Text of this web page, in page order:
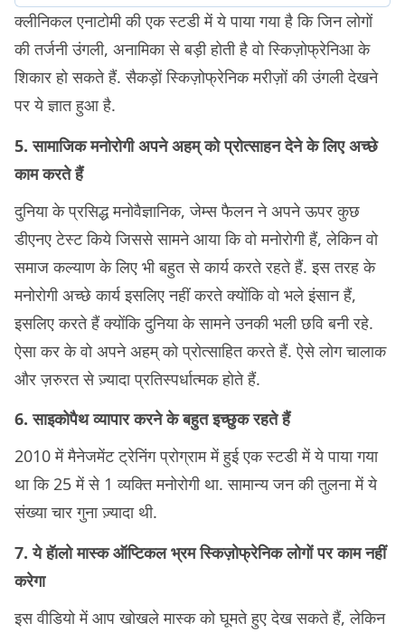
क्लीनिकल एनाटोमी की एक स्टडी में ये पाया गया है कि जिन लोगों
की तर्जनी उंगली, अनामिका से बड़ी होती है वो स्किज़ोफ्रेनिआ के
शिकार हो सकते हैं. सैकड़ों स्किज़ोफ्रेनिक मरीज़ों की उंगली देखने
पर ये ज्ञात हुआ है.
5. सामाजिक मनोरोगी अपने अहम् को प्रोत्साहन देने के लिए अच्छे
काम करते हैं
दुनिया के प्रसिद्ध मनोवैज्ञानिक, जेम्स फैलन ने अपने ऊपर कुछ
डीएनए टेस्ट किये जिससे सामने आया कि वो मनोरोगी हैं, लेकिन वो
समाज कल्याण के लिए भी बहुत से कार्य करते रहते हैं. इस तरह के
मनोरोगी अच्छे कार्य इसलिए नहीं करते क्योंकि वो भले इंसान हैं,
इसलिए करते हैं क्योंकि दुनिया के सामने उनकी भली छवि बनी रहे.
ऐसा कर के वो अपने अहम् को प्रोत्साहित करते हैं. ऐसे लोग चालाक
और ज़रुरत से ज़्यादा प्रतिस्पर्धात्मक होते हैं.
6. साइकोपैथ व्यापार करने के बहुत इच्छुक रहते हैं
2010 में मैनेजमेंट ट्रेनिंग प्रोग्राम में हुई एक स्टडी में ये पाया गया
था कि 25 में से 1 व्यक्ति मनोरोगी था. सामान्य जन की तुलना में ये
संख्या चार गुना ज़्यादा थी.
7. ये हॅालो मास्क ऑप्टिकल भ्रम स्किज़ोफ्रेनिक लोगों पर काम नहीं
करेगा
इस वीडियो में आप खोखले मास्क को घूमते हुए देख सकते हैं, लेकिन